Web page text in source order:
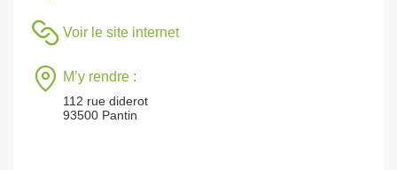
Voir le site internet
M’y rendre :
112 rue diderot
93500 Pantin